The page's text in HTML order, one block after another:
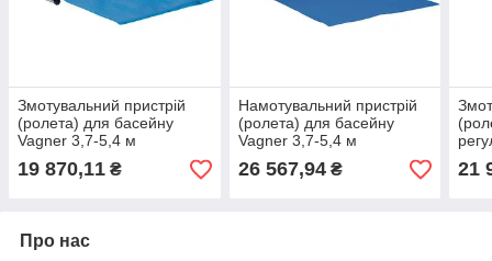
Змотувальний пристрій
(ролета) для басейну
Vagner 3,7-5,4 м
19 870,11 ₴
Намотувальний пристрій
(ролета) для басейну
Vagner 3,7-5,4 м
мобільний двосторонній
26 567,94₴ 21
Про нас